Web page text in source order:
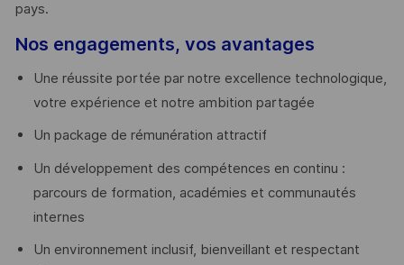
pays. ​
Nos engagements, vos avantages
Une réussite portée par notre excellence technologique,
votre expérience et notre ambition partagée
Un package de rémunération attractif
Un développement des compétences en continu :
parcours de formation, académies et communautés
internes
Un environnement inclusif, bienveillant et respectant